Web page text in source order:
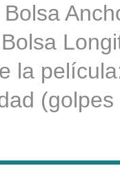
Bolsa
Bolsa
la